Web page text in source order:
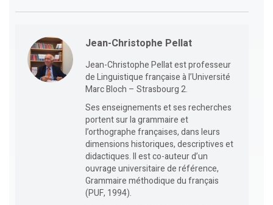
Jean-Christophe Pellat
Jean-Christophe Pellat est professeur
de Linguistique française à l’Université
Marc Bloch – Strasbourg 2.
Ses enseignements et ses recherches
portent sur la grammaire et
l’orthographe françaises, dans leurs
dimensions historiques, descriptives et
didactiques. Il est co-auteur d’un
ouvrage universitaire de référence,
Grammaire méthodique du français
(PUF, 1994).